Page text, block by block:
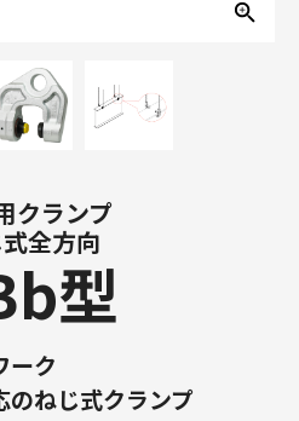
クランプ
全方向
型
ーク
のねじ式クランプ